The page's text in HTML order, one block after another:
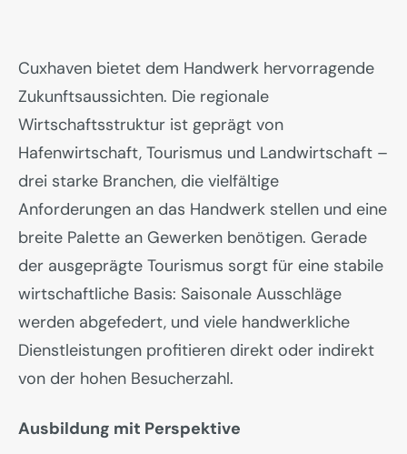
Cuxhaven bietet dem Handwerk hervorragende
Zukunftsaussichten. Die regionale
Wirtschaftsstruktur ist geprägt von
Hafenwirtschaft, Tourismus und Landwirtschaft –
drei starke Branchen, die vielfältige
Anforderungen an das Handwerk stellen und eine
breite Palette an Gewerken benötigen. Gerade
der ausgeprägte Tourismus sorgt für eine stabile
wirtschaftliche Basis: Saisonale Ausschläge
werden abgefedert, und viele handwerkliche
Dienstleistungen profitieren direkt oder indirekt
von der hohen Besucherzahl.
Ausbildung mit Perspektive